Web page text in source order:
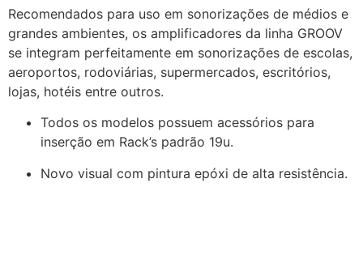
Recomendados para uso em sonorizações de médios e
grandes ambientes, os amplificadores da linha GROOV
se integram perfeitamente em sonorizações de escolas,
aeroportos, rodoviárias, supermercados, escritórios,
lojas, hotéis entre outros.
Todos os modelos possuem acessórios para
inserção em Rack’s padrão 19u.
Novo visual com pintura epóxi de alta resistência.